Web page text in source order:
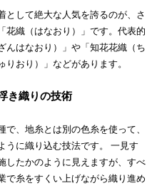
として絶大な人気を誇るのが、さ
花織（はなおり）」です。代表的
んはなおり）」や「知花花織（ち
おり）」などがあります。
き織りの技術
、地糸とは別の色糸を使って、
うに織り込む技法です。 一見す
したかのように見えますが、すべ
で糸をすくい上げながら織り進め